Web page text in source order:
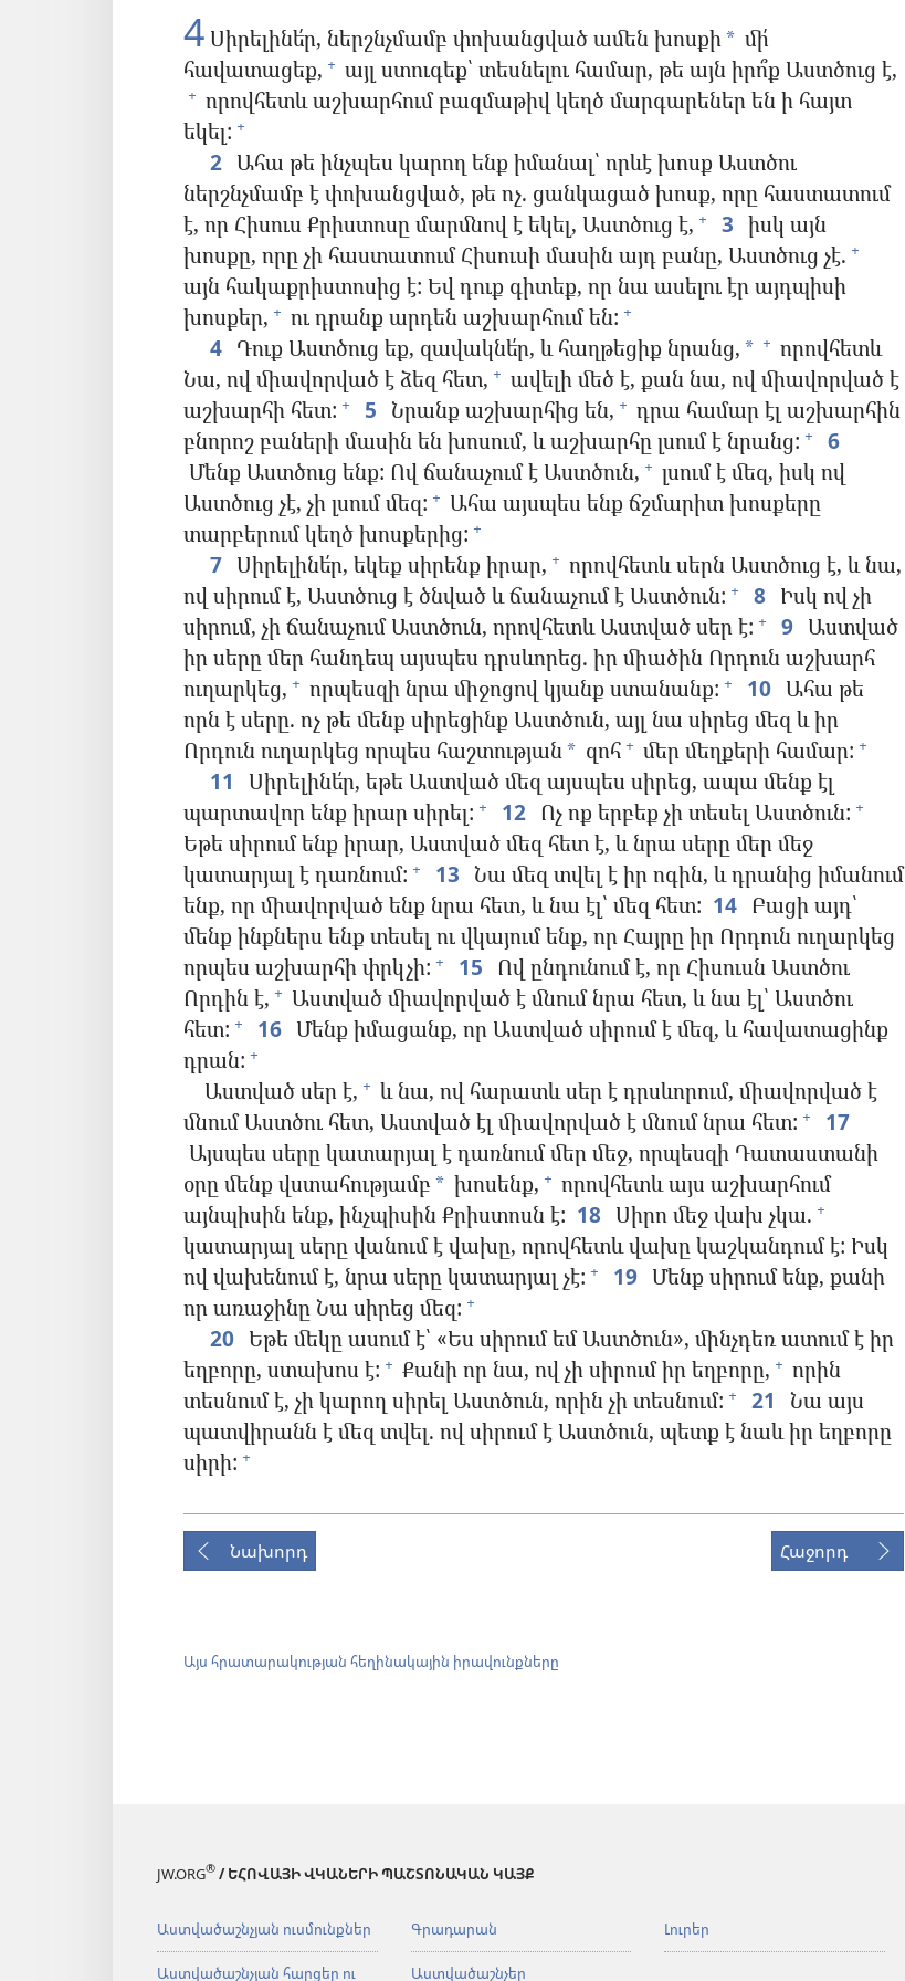
4 Սիրելինե՛ր, ներշնչմամբ փոխանցված ամեն խոսքի* մի՛
հավատացեք, + այլ ստուգեք՝ տեսնելու համար, թե այն իրո՞ք Աստծուց է,
+ որովհետև աշխարհում բազմաթիվ կեղծ մարգարեներ են ի հայտ
եկել: +
2 Ահա թե ինչպես կարող ենք իմանալ՝ որևէ խոսք Աստծու
ներշնչմամբ է փոխանցված, թե ոչ. ցանկացած խոսք, որը հաստատում
է, որ Հիսուս Քրիստոսը մարմնով է եկել, Աստծուց է, + 3 իսկ այն
խոսքը, որը չի հաստատում Հիսուսի մասին այդ բանը, Աստծուց չէ. +
այն հակաքրիստոսից է: Եվ դուք գիտեք, որ նա ասելու էր այդպիսի
խոսքեր, + ու դրանք արդեն աշխարհում են: +
4 Դուք Աստծուց եք, զավակնե՛ր, և հաղթեցիք նրանց, * + որովհետև
Նա, ով միավորված է ձեզ հետ, + ավելի մեծ է, քան նա, ով միավորված է
աշխարհի հետ: + 5 Նրանք աշխարհից են, + դրա համար էլ աշխարհին
բնորոշ բաների մասին են խոսում, և աշխարհը լսում է նրանց: +
6
Մենք Աստծուց ենք: Ով ճանաչում է Աստծուն, + լսում է մեզ, իսկ ով
Աստծուց չէ, չի լսում մեզ: + Ահա այսպես ենք ճշմարիտ խոսքերը
տարբերում կեղծ խոսքերից: +
7 Սիրելինե՛ր, եկեք սիրենք իրար, + որովհետև սերն Աստծուց է, և նա,
ով սիրում է, Աստծուց է ծնված և ճանաչում է Աստծուն: + 8 Իսկ ով չի
սիրում, չի ճանաչում Աստծուն, որովհետև Աստված սեր է: + 9 Աստված
իր սերը մեր հանդեպ այսպես դրսևորեց. իր միածին Որդուն աշխարհ
ուղարկեց, + որպեսզի նրա միջոցով կյանք ստանանք: + 10 Ահա թե
որն է սերը. ոչ թե մենք սիրեցինք Աստծուն, այլ նա սիրեց մեզ և իր
Որդուն ուղարկեց որպես հաշտության* զոհ + մեր մեղքերի համար: +
11
Սիրելինե՛ր, եթե Աստված մեզ այսպես սիրեց, ապա մենք էլ
պարտավոր ենք իրար սիրել: + 12 Ոչ ոք երբեք չի տեսել Աստծուն: +
Եթե սիրում ենք իրար, Աստված մեզ հետ է, և նրա սերը մեր մեջ
կատարյալ է դառնում: + 13 Նա մեզ տվել է իր ոգին, և դրանից իմանում
ենք, որ միավորված ենք նրա հետ, և նա էլ՝ մեզ հետ: 14 Բացի այդ՝
մենք ինքներս ենք տեսել ու վկայում ենք, որ Հայրը իր Որդուն ուղարկեց
որպես աշխարհի փրկչի: + 15 Ով ընդունում է, որ Հիսուսն Աստծու
Որդին է, + Աստված միավորված է մնում նրա հետ, և նա էլ՝ Աստծու
հետ: + 16 Մենք իմացանք, որ Աստված սիրում է մեզ, և հավատացինք
դրան: +
Աստված սեր է, + և նա, ով հարատև սեր է դրսևորում, միավորված է
մնում Աստծու հետ, Աստված էլ միավորված է մնում նրա հետ: +
17
Այսպես սերը կատարյալ է դառնում մեր մեջ, որպեսզի Դատաստանի
օրը մենք վստահությամբ * խոսենք, + որովհետև այս աշխարհում
այնպիսին ենք, ինչպիսին Քրիստոսն է: 18 Սիրո մեջ վախ չկա. +
կատարյալ սերը վանում է վախը, որովհետև վախը կաշկանդում է: Իսկ
ով վախենում է, նրա սերը կատարյալ չէ: + 19 Մենք սիրում ենք, քանի
որ առաջինը Նա սիրեց մեզ: +
20 Եթե մեկը ասում է՝ «Ես սիրում եմ Աստծուն», մինչդեռ ատում է իր
եղբորը, ստախոս է: + Քանի որ նա, ով չի սիրում իր եղբորը, + որին
տեսնում է, չի կարող սիրել Աստծուն, որին չի տեսնում: + 21 Նա այս
պատվիրանն է մեզ տվել. ով սիրում է Աստծուն, պետք է նաև իր եղբորը
սիրի: +
Նախորդ Հաջորդ
Այս հրատարակության հեղինակային իրավունքները
JW.ORG® / ԵՀՈՎԱՅԻ ՎԿԱՆԵՐԻ ՊԱՇՏՈՆԱԿԱՆ ԿԱՅՔ
Աստվածաշնչյան ուսմունքներ
Աստվածաշնչյան հարցեր ու
Գրադարան
Աստվածաշնչեր
Լուրեր